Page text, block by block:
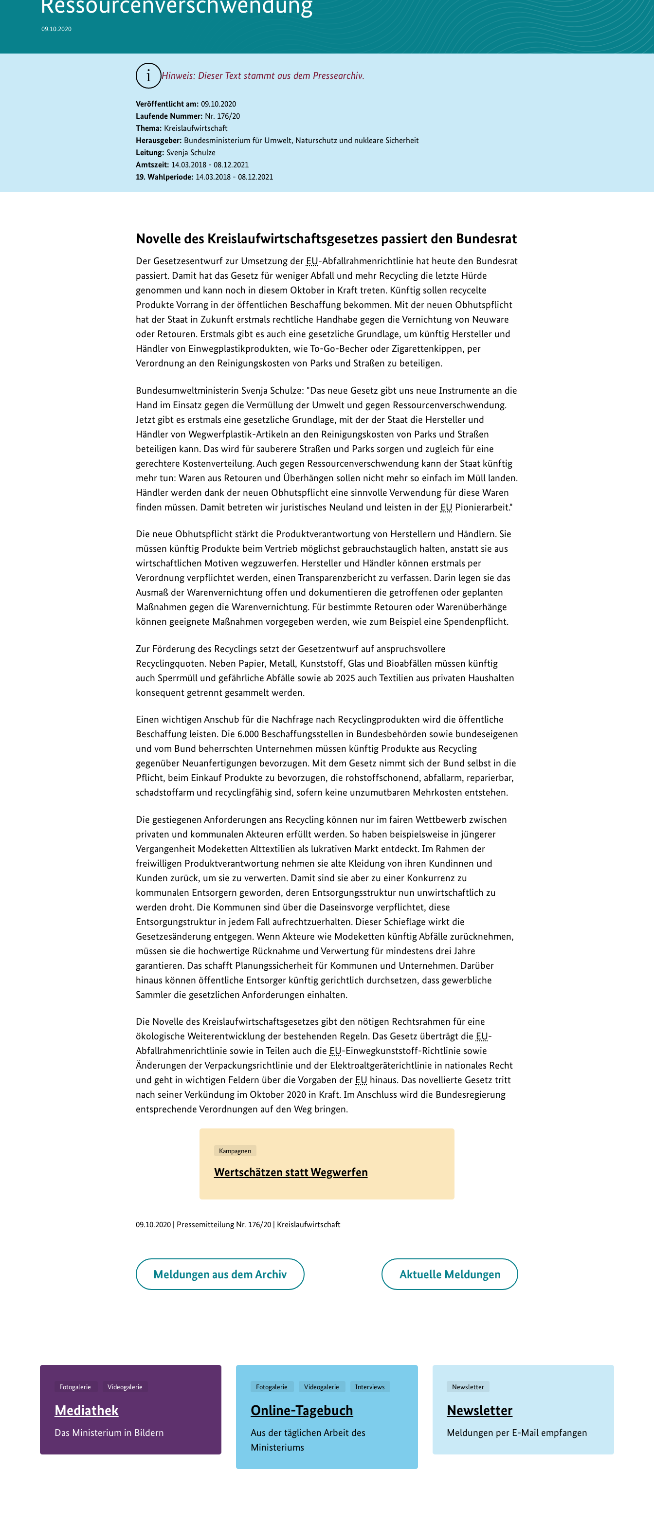
09.10.2020
Hinweis: Dieser Text stammt aus dem Pressearchiv.
Veröffentlicht am: 09.10.2020
Laufende Nummer: Nr. 176/20
Thema: Kreislaufwirtschaft
Herausgeber: Bundesministerium für Umwelt, Naturschutz und nukleare Sicherheit
Leitung: Svenja Schulze
Amtszeit: 14.03.2018 - 08.12.2021
19. Wahlperiode: 14.03.2018 - 08.12.2021
Der
zur
Umsetzung
der
EU-
Abfallrahmenrichtlinie
hat
den
Bundesrat
Damit
hat
Gesetz
für
weniger
Abfall
und
mehr
Recycling
letzte
Hürde
genommen
und
kann
noch
in
Oktober
in
Kraft
treten.
Novelle des Kreislaufwirtschaftsgesetzes passiert den Bundesrat
Der Gesetzesentwurf zur Umsetzung der EU-Abfallrahmenrichtlinie hat heute den Bundesrat
passiert. Damit hat das Gesetz für weniger Abfall und mehr Recycling die letzte Hürde
genommen und kann noch in diesem Oktober in Kraft treten. Künftig sollen recycelte
Produkte Vorrang in der öffentlichen Beschaffung bekommen. Mit der neuen Obhutspflicht
hat der Staat in Zukunft erstmals rechtliche Handhabe gegen die Vernichtung von Neuware
oder Retouren. Erstmals gibt es auch eine gesetzliche Grundlage, um künftig Hersteller und
Händler von Einwegplastikprodukten, wie To-Go-Becher oder Zigarettenkippen, per
Verordnung an den Reinigungskosten von Parks und Straßen zu beteiligen.
Bundesumweltministerin Svenja Schulze: "Das neue Gesetz gibt uns neue Instrumente an die
Hand im Einsatz gegen die Vermüllung der Umwelt und gegen Ressourcenverschwendung.
Jetzt gibt es erstmals eine gesetzliche Grundlage, mit der der Staat die Hersteller und
Händler von Wegwerfplastik-Artikeln an den Reinigungskosten von Parks und Straßen
beteiligen kann. Das wird für sauberere Straßen und Parks sorgen und zugleich für eine
gerechtere Kostenverteilung. Auch gegen Ressourcenverschwendung kann der Staat künftig
mehr tun: Waren aus Retouren und Überhängen sollen nicht mehr so einfach im Müll landen.
Händler werden dank der neuen Obhutspflicht eine sinnvolle Verwendung für diese Waren
finden müssen. Damit betreten wir juristisches Neuland und leisten in der EU Pionierarbeit."
Die neue Obhutspflicht stärkt die Produktverantwortung von Herstellern und Händlern. Sie
müssen künftig Produkte beim Vertrieb möglichst gebrauchstauglich halten, anstatt sie aus
wirtschaftlichen Motiven wegzuwerfen. Hersteller und Händler können erstmals per
Verordnung verpflichtet werden, einen Transparenzbericht zu verfassen. Darin legen sie das
Ausmaß der Warenvernichtung offen und dokumentieren die getroffenen oder geplanten
Maßnahmen gegen die Warenvernichtung. Für bestimmte Retouren oder Warenüberhänge
können geeignete Maßnahmen vorgegeben werden, wie zum Beispiel eine Spendenpflicht.
Zur Förderung des Recyclings setzt der Gesetzentwurf auf anspruchsvollere
Recyclingquoten. Neben Papier, Metall, Kunststoff, Glas und Bioabfällen müssen künftig
auch Sperrmüll und gefährliche Abfälle sowie ab 2025 auch Textilien aus privaten Haushalten
konsequent getrennt gesammelt werden.
Einen wichtigen Anschub für die Nachfrage nach Recyclingprodukten wird die öffentliche
Beschaffung leisten. Die 6.000 Beschaffungsstellen in Bundesbehörden sowie bundeseigenen
und vom Bund beherrschten Unternehmen müssen künftig Produkte aus Recycling
gegenüber Neuanfertigungen bevorzugen. Mit dem Gesetz nimmt sich der Bund selbst in die
Pflicht, beim Einkauf Produkte zu bevorzugen, die rohstoffschonend, abfallarm, reparierbar,
schadstoffarm und recyclingfähig sind, sofern keine unzumutbaren Mehrkosten entstehen.
Die gestiegenen Anforderungen ans Recycling können nur im fairen Wettbewerb zwischen
privaten und kommunalen Akteuren erfüllt werden. So haben beispielsweise in jüngerer
Vergangenheit Modeketten Alttextilien als lukrativen Markt entdeckt. Im Rahmen der
freiwilligen Produktverantwortung nehmen sie alte Kleidung von ihren Kundinnen und
Kunden zurück, um sie zu verwerten. Damit sind sie aber zu einer Konkurrenz zu
kommunalen Entsorgern geworden, deren Entsorgungsstruktur nun unwirtschaftlich zu
werden droht. Die Kommunen sind über die Daseinsvorge verpflichtet, diese
Entsorgungstruktur in jedem Fall aufrechtzuerhalten. Dieser Schieflage wirkt die
Gesetzesänderung entgegen. Wenn Akteure wie Modeketten künftig Abfälle zurücknehmen,
müssen sie die hochwertige Rücknahme und Verwertung für mindestens drei Jahre
garantieren. Das schafft Planungssicherheit für Kommunen und Unternehmen. Darüber
hinaus können öffentliche Entsorger künftig gerichtlich durchsetzen, dass gewerbliche
Sammler die gesetzlichen Anforderungen einhalten.
Die Novelle des Kreislaufwirtschaftsgesetzes gibt den nötigen Rechtsrahmen für eine
ökologische Weiterentwicklung der bestehenden Regeln. Das Gesetz überträgt die EU-
Abfallrahmenrichtlinie sowie in Teilen auch die EU-Einwegkunststoff-Richtlinie sowie
Änderungen der Verpackungsrichtlinie und der Elektroaltgeräterichtlinie in nationales Recht
und geht in wichtigen Feldern über die Vorgaben der EU hinaus. Das novellierte Gesetz tritt
nach seiner Verkündung im Oktober 2020 in Kraft. Im Anschluss wird die Bundesregierung
entsprechende Verordnungen auf den Weg bringen.
Kampagnen
Wertschätzen statt Wegwerfen
09.10.2020 | Pressemitteilung Nr. 176/20 | Kreislaufwirtschaft
Meldungen aus dem Archiv Aktuelle Meldungen
Fotogalerie Videogalerie
Mediathek
Das Ministerium in Bildern
Fotogalerie Videogalerie Interviews
Online-Tagebuch
Aus der täglichen Arbeit des
Ministeriums
Newsletter
Newsletter
Meldungen per E-Mail empfangen